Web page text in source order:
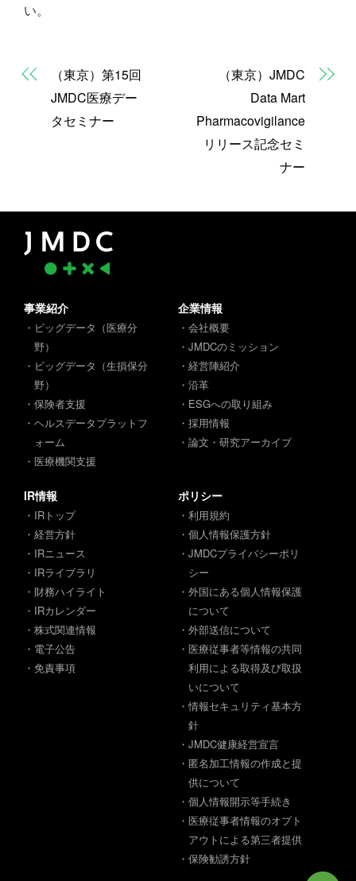
い。
（東京）第15回
JMDC医療デー
タセミナー
（東京）JMDC
Data Mart
Pharmacovigilance
リリース記念セミ
ナー
事業紹介
・ビッグデータ（医療分
野）
・ビッグデータ（生損保分
野）
・保険者支援
・ヘルスデータプラットフ
ォーム
・医療機関支援
企業情報
・会社概要
・JMDCのミッション
・経営陣紹介
・沿革
・ESGへの取り組み
・採用情報
・論文・研究アーカイブ
IR情報
・IRトップ
・経営方針
・IRニュース
・IRライブラリ
・財務ハイライト
・IRカレンダー
・株式関連情報
・電子公告
・免責事項
ポリシー
・利用規約
・個人情報保護方針
・JMDCプライバシーポリ
シー
・外国にある個人情報保護
について
・外部送信について
・医療従事者等情報の共同
利用による取得及び取扱
いについて
・情報セキュリティ基本方
針
・JMDC健康経営宣言
・匿名加工情報の作成と提
供について
・個人情報開示等手続き
・医療従事者情報のオプト
アウトによる第三者提供
・保険勧誘方針